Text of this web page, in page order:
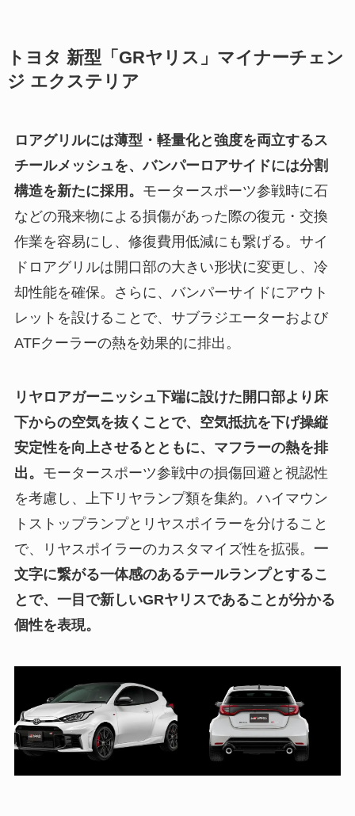
トヨタ 新型「GRヤリス」マイナーチェン
ジ エクステリア
ロアグリルには薄型・軽量化と強度を両立するス
チールメッシュを、バンパーロアサイドには分割
構造を新たに採用。 モータースポーツ参戦時に石
などの飛来物による損傷があった際の復元・交換
作業を容易にし、修復費用低減にも繋げる。サイ
ドロアグリルは開口部の大きい形状に変更し、冷
却性能を確保。さらに、バンパーサイドにアウト
レットを設けることで、サブラジエーターおよび
ATFクーラーの熱を効果的に排出。
リヤロアガーニッシュ下端に設けた開口部より床
下からの空気を抜くことで、空気抵抗を下げ操縦
安定性を向上させるとともに、マフラーの熱を排
出。 モータースポーツ参戦中の損傷回避と視認性
を考慮し、上下リヤランプ類を集約。ハイマウン
トストップランプとリヤスポイラーを分けること
で、リヤスポイラーのカスタマイズ性を拡張。 一
文字に繋がる一体感のあるテールランプとするこ
とで、一目で新しいGRヤリスであることが分かる
個性を表現。